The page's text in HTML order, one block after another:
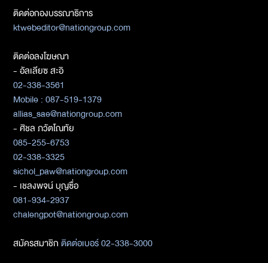
ติดต่อกองบรรณาธิการ
ktwebeditor@nationgroup.com
ติดต่อลงโฆษณา
- อัลเลียซ สะอิ
02-338-3561
Mobile : 087-519-1379
allias_sae@nationgroup.com
- ศิชล ภวัตโณทัย
085-255-6753
02-338-3325
sichol_paw@nationgroup.com
- เชลงพจน์ บุญซื่อ
081-934-2937
chalengpot@nationgroup.com
สมัครสมาชิกติดต่อเบอร์ 02-338-3000